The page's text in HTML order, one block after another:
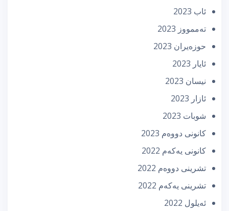
ئاب 2023
تەممووز 2023
حوزه‌یران 2023
ئایار 2023
نیسان 2023
ئازار 2023
شوبات 2023
كانونی دووه‌م 2023
كانونی یه‌كه‌م 2022
تشرینی دووه‌م 2022
تشرینی یه‌كه‌م 2022
ئه‌یلول 2022